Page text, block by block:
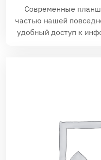
Современные
частью нашей
удобный доступ к